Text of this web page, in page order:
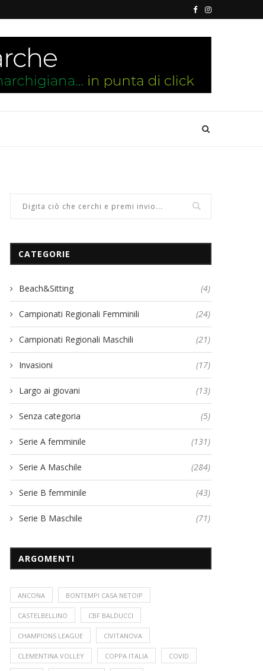
CATEGORIE
Beach&Sitting (4)
Campionati Regionali Femminili (24)
Campionati Regionali Maschili (21)
Invasioni (17)
Largo ai giovani (13)
Senza categoria (5)
Serie A femminile (131)
Serie A Maschile (284)
Serie B femminile (43)
Serie B Maschile (71)
ARGOMENTI
ANCONA BONTEMPI CASA NETOIP
CASTELBELLINO CBF BALDUCCI
CHAMPIONS LEAGUE CIVITANOVA
CLEMENTINA VOLLEY COPPA ITALIA COVID